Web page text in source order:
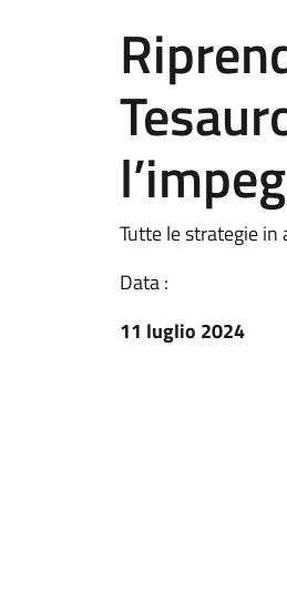
Tutte le strategie
Data :
11 luglio 2024